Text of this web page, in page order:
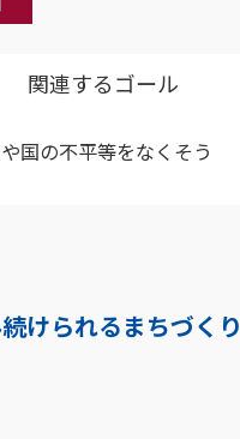
関連するゴール
国の不平等をなくそう